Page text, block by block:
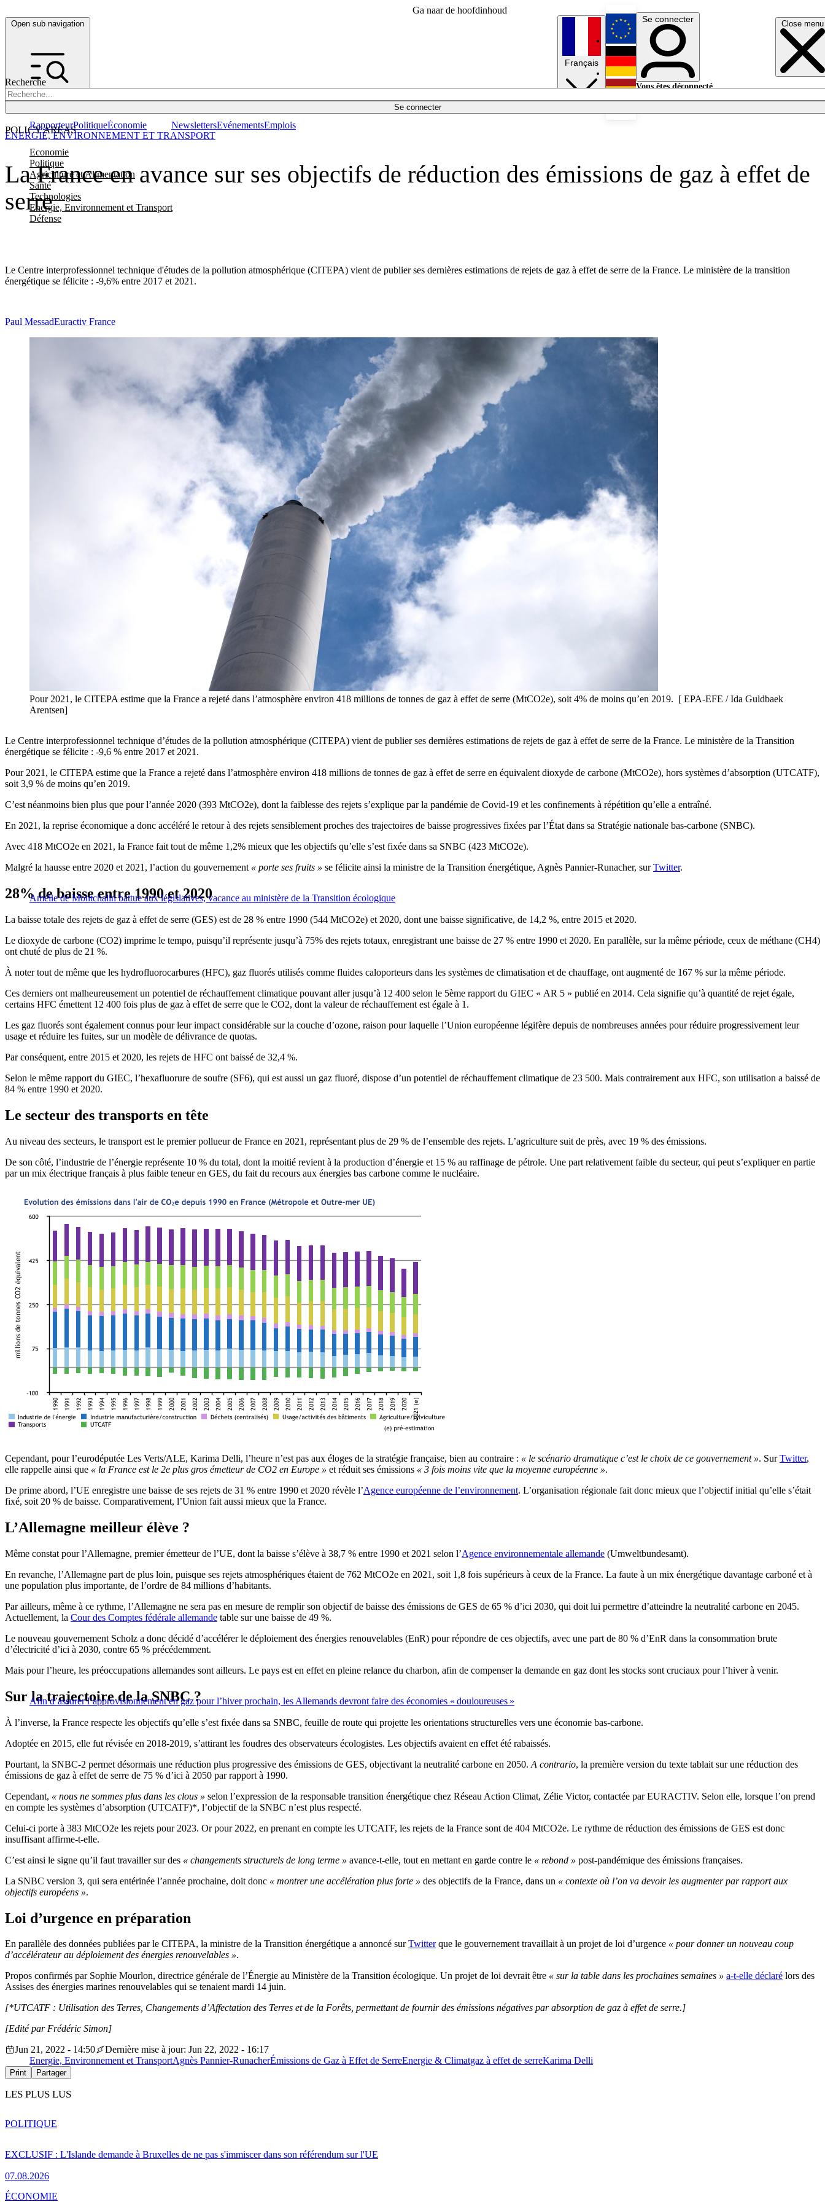
Ga naar de hoofdinhoud
Open sub navigation Close menu
Recherche
Se connecter
POLICY AREAS
Economie
Politique
Agriculture et Alimentation
Santé
Technologies
Energie, Environnement et Transport
Défense
RapporteurPolitiqueÉconomie NewslettersEvénementsEmplois
Français
English
Deutsch
Se connecter
Vous êtes déconnecté.
La France en avance sur ses objectifs de réduction des émissions de gaz à effet de
serre
Le Centre interprofessionnel technique d'études de la pollution atmosphérique (CITEPA) vient de publier ses dernières estimations de rejets de gaz à effet de serre de la France. Le ministère de la transition
énergétique se félicite : -9,6% entre 2017 et 2021.
ENERGIE, ENVIRONNEMENT ET TRANSPORT
Paul MessadEuractiv France
Pour 2021, le CITEPA estime que la France a rejeté dans l’atmosphère environ 418 millions de tonnes de gaz à effet de serre (MtCO2e), soit 4% de moins qu’en 2019. [ EPA-EFE / Ida Guldbaek
Arentsen]
Le Centre interprofessionnel technique d’études de la pollution atmosphérique (CITEPA) vient de publier ses dernières estimations de rejets de gaz à effet de serre de la France. Le ministère de la Transition
énergétique se félicite : -9,6 % entre 2017 et 2021.
Pour 2021, le CITEPA estime que la France a rejeté dans l’atmosphère environ 418 millions de tonnes de gaz à effet de serre en équivalent dioxyde de carbone (MtCO2e), hors systèmes d’absorption (UTCATF),
soit 3,9 % de moins qu’en 2019.
C’est néanmoins bien plus que pour l’année 2020 (393 MtCO2e), dont la faiblesse des rejets s’explique par la pandémie de Covid-19 et les confinements à répétition qu’elle a entraîné.
En 2021, la reprise économique a donc accéléré le retour à des rejets sensiblement proches des trajectoires de baisse progressives fixées par l’État dans sa Stratégie nationale bas-carbone (SNBC).
Avec 418 MtCO2e en 2021, la France fait tout de même 1,2% mieux que les objectifs qu’elle s’est fixée dans sa SNBC (423 MtCO2e).
Malgré la hausse entre 2020 et 2021, l’action du gouvernement « porte ses fruits » se félicite ainsi la ministre de la Transition énergétique, Agnès Pannier-Runacher, surTwitter.
Amélie de Montchalin battue aux législatives, vacance au ministère de la Transition écologique
28% de baisse entre 1990 et 2020
La baisse totale des rejets de gaz à effet de serre (GES) est de 28 % entre 1990 (544 MtCO2e) et 2020, dont une baisse significative, de 14,2 %, entre 2015 et 2020.
Le dioxyde de carbone (CO2) imprime le tempo, puisqu’il représente jusqu’à 75% des rejets totaux, enregistrant une baisse de 27 % entre 1990 et 2020. En parallèle, sur la même période, ceux de méthane (CH4)
ont chuté de plus de 21 %.
À noter tout de même que les hydrofluorocarbures (HFC), gaz fluorés utilisés comme fluides caloporteurs dans les systèmes de climatisation et de chauffage, ont augmenté de 167 % sur la même période.
Ces derniers ont malheureusement un potentiel de réchauffement climatique pouvant aller jusqu’à 12 400 selon le 5ème rapport du GIEC « AR 5 » publié en 2014. Cela signifie qu’à quantité de rejet égale,
certains HFC émettent 12 400 fois plus de gaz à effet de serre que le CO2, dont la valeur de réchauffement est égale à 1.
Les gaz fluorés sont également connus pour leur impact considérable sur la couche d’ozone, raison pour laquelle l’Union européenne légifère depuis de nombreuses années pour réduire progressivement leur
usage et réduire les fuites, sur un modèle de délivrance de quotas.
Par conséquent, entre 2015 et 2020, les rejets de HFC ont baissé de 32,4 %.
Selon le même rapport du GIEC, l’hexafluorure de soufre (SF6), qui est aussi un gaz fluoré, dispose d’un potentiel de réchauffement climatique de 23 500. Mais contrairement aux HFC, son utilisation a baissé de
84 % entre 1990 et 2020.
Le secteur des transports en tête
Au niveau des secteurs, le transport est le premier pollueur de France en 2021, représentant plus de 29 % de l’ensemble des rejets. L’agriculture suit de près, avec 19 % des émissions.
De son côté, l’industrie de l’énergie représente 10 % du total, dont la moitié revient à la production d’énergie et 15 % au raffinage de pétrole. Une part relativement faible du secteur, qui peut s’expliquer en partie
par un mix électrique français à plus faible teneur en GES, du fait du recours aux énergies bas carbone comme le nucléaire.
Cependant, pour l’eurodéputée Les Verts/ALE, Karima Delli, l’heure n’est pas aux éloges de la stratégie française, bien au contraire : « le scénario dramatique c’est le choix de ce gouvernement ». SurTwitter,
elle rappelle ainsi que « la France est le 2e plus gros émetteur de CO2 en Europe » et réduit ses émissions « 3 fois moins vite que la moyenne européenne ».
De prime abord, l’UE enregistre une baisse de ses rejets de 31 % entre 1990 et 2020 révèle l’Agence européenne de l’environnement. L’organisation régionale fait donc mieux que l’objectif initial qu’elle s’était
fixé, soit 20 % de baisse. Comparativement, l’Union fait aussi mieux que la France.
L’Allemagne meilleur élève ?
Même constat pour l’Allemagne, premier émetteur de l’UE, dont la baisse s’élève à 38,7 % entre 1990 et 2021 selon l’Agence environnementale allemande (Umweltbundesamt).
En revanche, l’Allemagne part de plus loin, puisque ses rejets atmosphériques étaient de 762 MtCO2e en 2021, soit 1,8 fois supérieurs à ceux de la France. La faute à un mix énergétique davantage carboné et à
une population plus importante, de l’ordre de 84 millions d’habitants.
Par ailleurs, même à ce rythme, l’Allemagne ne sera pas en mesure de remplir son objectif de baisse des émissions de GES de 65 % d’ici 2030, qui doit lui permettre d’atteindre la neutralité carbone en 2045.
Actuellement, la Cour des Comptes fédérale allemande table sur une baisse de 49 %.
Le nouveau gouvernement Scholz a donc décidé d’accélérer le déploiement des énergies renouvelables (EnR) pour répondre de ces objectifs, avec une part de 80 % d’EnR dans la consommation brute
d’électricité d’ici à 2030, contre 65 % précédemment.
Mais pour l’heure, les préoccupations allemandes sont ailleurs. Le pays est en effet en pleine relance du charbon, afin de compenser la demande en gaz dont les stocks sont cruciaux pour l’hiver à venir.
Afin d’assurer l’approvisionnement en gaz pour l’hiver prochain, les Allemands devront faire des économies « douloureuses »
Sur la trajectoire de la SNBC ?
À l’inverse, la France respecte les objectifs qu’elle s’est fixée dans sa SNBC, feuille de route qui projette les orientations structurelles vers une économie bas-carbone.
Adoptée en 2015, elle fut révisée en 2018-2019, s’attirant les foudres des observateurs écologistes. Les objectifs avaient en effet été rabaissés.
Pourtant, la SNBC-2 permet désormais une réduction plus progressive des émissions de GES, objectivant la neutralité carbone en 2050. A contrario, la première version du texte tablait sur une réduction des
émissions de gaz à effet de serre de 75 % d’ici à 2050 par rapport à 1990.
Cependant, « nous ne sommes plus dans les clous » selon l’expression de la responsable transition énergétique chez Réseau Action Climat, Zélie Victor, contactée par EURACTIV. Selon elle, lorsque l’on prend
en compte les systèmes d’absorption (UTCATF)*, l’objectif de la SNBC n’est plus respecté.
Celui-ci porte à 383 MtCO2e les rejets pour 2023. Or pour 2022, en prenant en compte les UTCATF, les rejets de la France sont de 404 MtCO2e. Le rythme de réduction des émissions de GES est donc
insuffisant affirme-t-elle.
C’est ainsi le signe qu’il faut travailler sur des « changements structurels de long terme » avance-t-elle, tout en mettant en garde contre le « rebond » post-pandémique des émissions françaises.
La SNBC version 3, qui sera entérinée l’année prochaine, doit donc « montrer une accélération plus forte » des objectifs de la France, dans un « contexte où l’on va devoir les augmenter par rapport aux
objectifs européens ».
Loi d’urgence en préparation
En parallèle des données publiées par le CITEPA, la ministre de la Transition énergétique a annoncé surTwitterque le gouvernement travaillait à un projet de loi d’urgence « pour donner un nouveau coup
d’accélérateur au déploiement des énergies renouvelables ».
Propos confirmés par Sophie Mourlon, directrice générale de l’Énergie au Ministère de la Transition écologique. Un projet de loi devrait être « sur la table dans les prochaines semaines » a-t-elle déclaré lors des
Assises des énergies marines renouvelables qui se tenaient mardi 14 juin.
[*UTCATF : Utilisation des Terres, Changements d’Affectation des Terres et de la Forêts, permettant de fournir des émissions négatives par absorption de gaz à effet de serre.]
[Edité par Frédéric Simon]
Jun 21, 2022 - 14:50
Dernière mise à jour: Jun 22, 2022 - 16:17
Energie, Environnement et TransportAgnès Pannier-RunacherÉmissions de Gaz à Effet de SerreEnergie & Climatgaz à effet de serreKarima Delli
Print Partager
LES PLUS LUS
EXCLUSIF : L'Islande demande à Bruxelles de ne pas s'immiscer dans son référendum sur l'UE
07.08.2026
POLITIQUE
ÉCONOMIE